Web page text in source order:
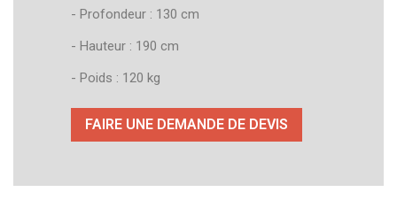
- Profondeur : 130 cm
- Hauteur : 190 cm
- Poids : 120 kg
FAIRE UNE DEMANDE DE DEVIS